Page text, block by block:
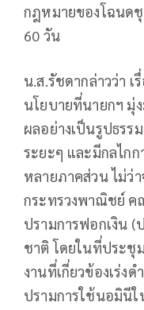
กฎหมายของโฉนด
60 วัน
น.ส.รัชดากล่าวว่า
นโยบายที่นายกฯ มุ่
ผลอย่างเป็นรูปธรร
ระยะๆ และมีกลไก
หลายภาคส่วน ไม่ว่
กระทรวงพาณิชย์ ค
ปรามการฟอกเงิน (
ชาติ โดยในที่ประชุ
งานที่เกี่ยวข้องเร่ง
ปรามการใช้นอมินี